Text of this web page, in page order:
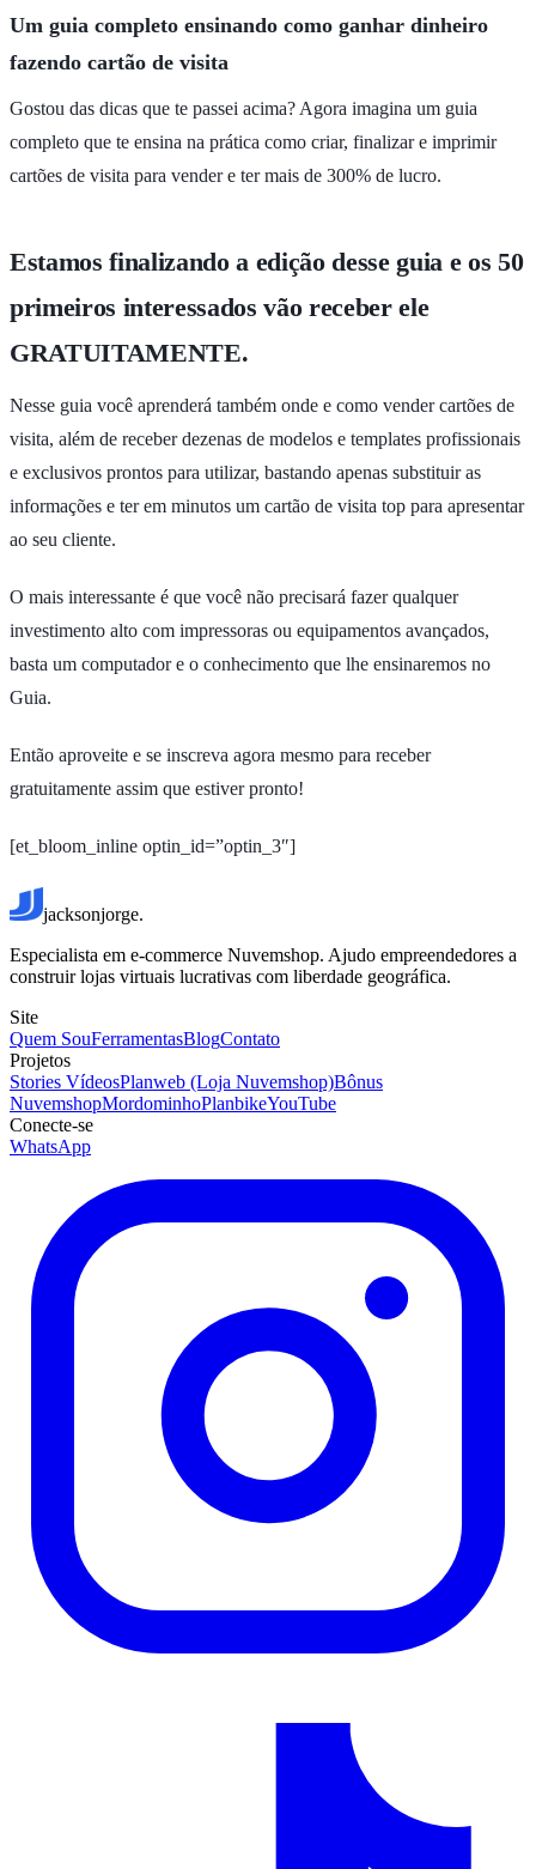
Um guia completo ensinando como ganhar dinheiro
fazendo cartão de visita
Gostou das dicas que te passei acima? Agora imagina um guia
completo que te ensina na prática como criar, finalizar e imprimir
cartões de visita para vender e ter mais de 300% de lucro.
Estamos finalizando a edição desse guia e os 50
primeiros interessados vão receber ele
GRATUITAMENTE.
Nesse guia você aprenderá também onde e como vender cartões de
visita, além de receber dezenas de modelos e templates profissionais
e exclusivos prontos para utilizar, bastando apenas substituir as
informações e ter em minutos um cartão de visita top para apresentar
ao seu cliente.
O mais interessante é que você não precisará fazer qualquer
investimento alto com impressoras ou equipamentos avançados,
basta um computador e o conhecimento que lhe ensinaremos no
Guia.
Então aproveite e se inscreva agora mesmo para receber
gratuitamente assim que estiver pronto!
[et_bloom_inline optin_id=”optin_3″]
jacksonjorge.
Especialista em e-commerce Nuvemshop. Ajudo empreendedores a
construir lojas virtuais lucrativas com liberdade geográfica.
Site
Quem SouFerramentasBlogContato
Projetos
Stories VídeosPlanweb (Loja Nuvemshop)Bônus
NuvemshopMordominhoPlanbikeYouTube
Conecte-se
WhatsApp